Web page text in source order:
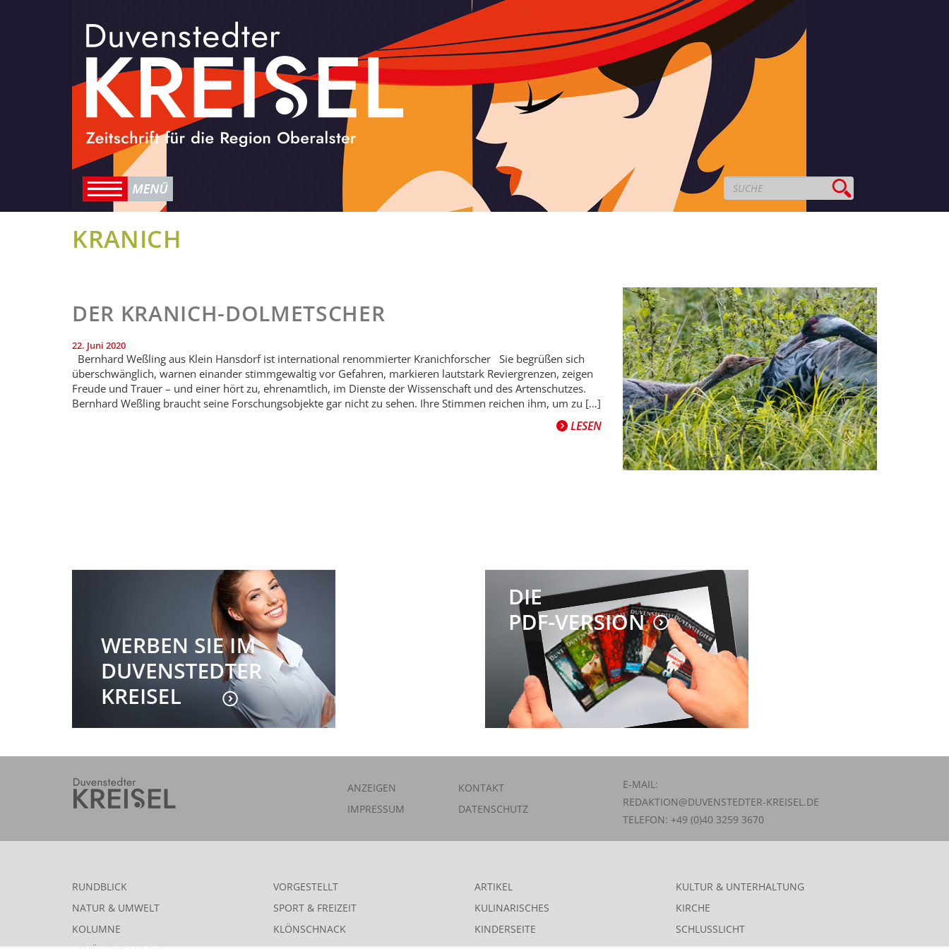
KRANICH
DER KRANICH-DOLMETSCHER
22. Juni 2020
Bernhard Weßling aus Klein Hansdorf ist international renommierter Kranichforscher Sie begrüßen sich
überschwänglich, warnen einander stimmgewaltig vor Gefahren, markieren lautstark Reviergrenzen, zeigen
Freude und Trauer – und einer hört zu, ehrenamtlich, im Dienste der Wissenschaft und des Artenschutzes.
Bernhard Weßling braucht seine Forschungsobjekte gar nicht zu sehen. Ihre Stimmen reichen ihm, um zu […]
LESEN
ANZEIGEN
KONTAKT
IMPRESSUM
DATENSCHUTZ
E-MAIL:
REDAKTION@DUVENSTEDTER-KREISEL.DE
TELEFON: +49 (0)40 3259 3670
RUNDBLICK VORGESTELLT ARTIKEL
KULTUR & UNTERHALTUNG
NATUR & UMWELT
SPORT & FREIZEIT KULINARISCHES
KIRCHE
KOLUMNE
KLÖNSCHNACK KINDERSEITE
SCHLUSSLICHT